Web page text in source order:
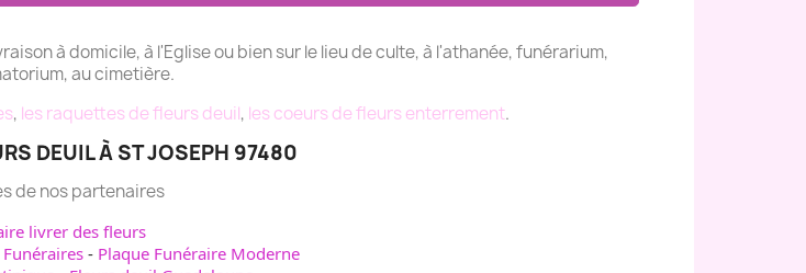
à domicile, à l'Eglise ou bien sur le lieu de culte, à l'athanée, funérarium,
au cimetière.
, les raquettes de fleurs deuil, les coeurs de fleurs enterrement.
DEUIL À ST JOSEPH 97480
de nos partenaires
livrer des fleurs
- Plaque Funéraire Moderne